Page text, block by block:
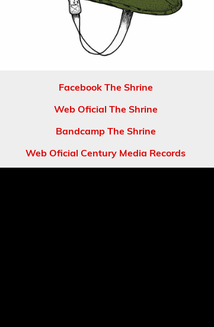
Facebook The Shrine
Web Oficial The Shrine
Bandcamp The Shrine
Web Oficial Century Media Records